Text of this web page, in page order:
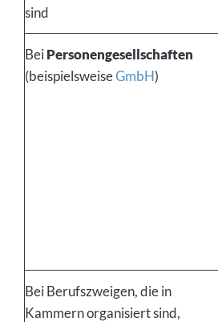
sind
BeiPersonengesellschaften
(beispielsweiseGmbH)
Bei Berufszweigen, die in
Kammern organisiert sind,